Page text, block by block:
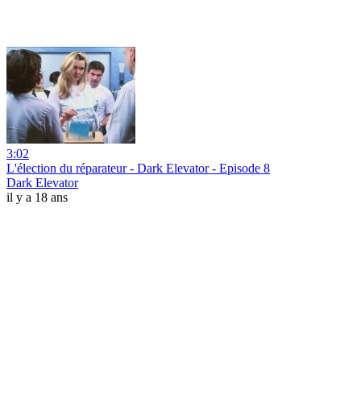
3:02
L'élection du réparateur - Dark Elevator - Episode 8
Dark Elevator
il y a 18 ans